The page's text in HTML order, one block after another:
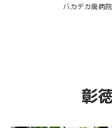
石膏像が並ぶ廃工
彰